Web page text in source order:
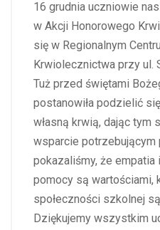
16 grudnia uczniowie
w Akcji Honorowego
się w Regionalnym
Krwiolecznictwa przy ul.
Tuż przed świętami
postanowiła podzielić
własną krwią, dając tym
wsparcie potrzebującym
pokazaliśmy, że
pomocy są wartościami,
społeczności szkolnej
Dziękujemy wszystkim